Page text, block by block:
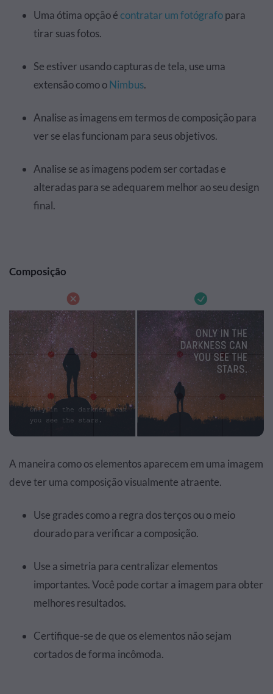
Uma ótima opção écontratar um fotógrafopara
tirar suas fotos.
Se estiver usando capturas de tela, use uma
extensão como oNimbus.
Analise as imagens em termos de composição para
ver se elas funcionam para seus objetivos.
Analise se as imagens podem ser cortadas e
alteradas para se adequarem melhor ao seu design
final.
Composição
A maneira como os elementos aparecem em uma imagem
deve ter uma composição visualmente atraente.
Use grades como a regra dos terços ou o meio
dourado para verificar a composição.
Use a simetria para centralizar elementos
importantes. Você pode cortar a imagem para obter
melhores resultados.
Certifique-se de que os elementos não sejam
cortados de forma incômoda.